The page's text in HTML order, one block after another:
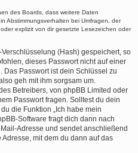
des Boards, dass weitere Daten
Abstimmungsverhalten bei Umfragen, der
explizit von dir gesetzte Lesezeichen oder
(Hash) gespeichert, so
dieses Passwort nicht auf einer
Passwort ist dein Schlüssel zu
geh mit ihm sorgsam um.
Betreibers, von phpBB Limited oder
Passwort fragen. Solltest du dein
die Funktion „Ich habe mein
Software fragt dich dann nach
Adresse und sendet anschließend
mit dem du dann auf das